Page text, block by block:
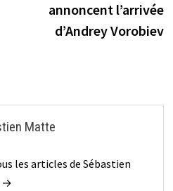
annoncent l’arrivée
d’Andrey Vorobiev
Matte
les articles de Sébastien
→